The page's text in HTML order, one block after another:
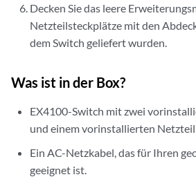
Decken Sie das leere
Netzteilsteckplätze mit den
dem Switch geliefert wurden.
Was ist in der Box?
EX4100-Switch mit zwei
und einem vorinstallierten Netzteil
Ein AC-Netzkabel, das für Ihren
geeignet ist.